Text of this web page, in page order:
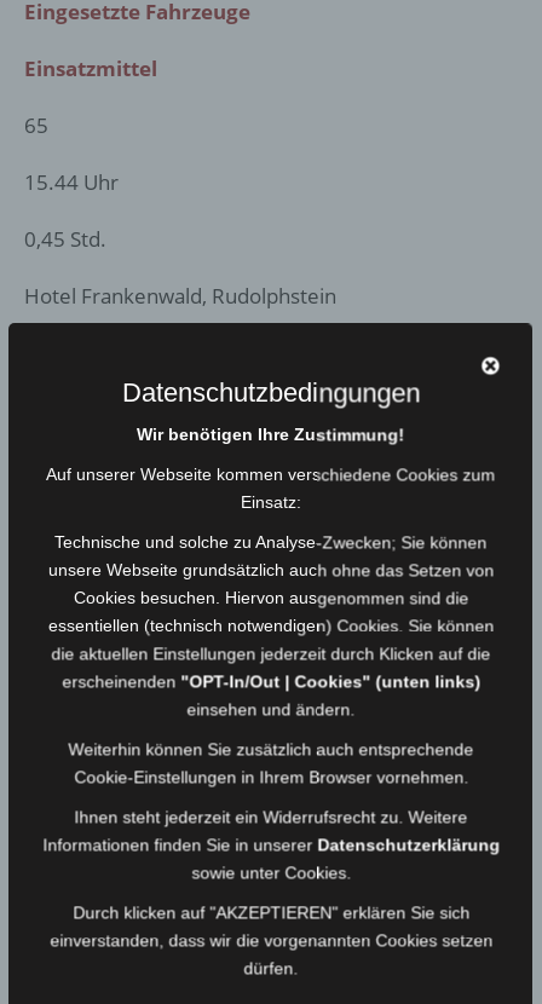
Eingesetzte Fahrzeuge
Einsatzmittel
65
15.44 Uhr
0,45 Std.
Hotel Frankenwald, Rudolphstein
HLF 20, LF 8/6, MTW
Kommunikationsmittel
Einsatzbericht
Die Feuerwehr Berg wurde zu einer ausgelösten
BMA alarmiert.
Nach Erkundung stellte sich heraus, dass die BMA
durch Bauarbeiten und Staubentwicklung ausgelöst
wurde.
ÄHNLICHE ARTIKEL
Einsatz vom 03.09.20 – Rauchentwicklung
03.09.2020 Medienwart
Datenschutzbedingungen
Wir benötigen Ihre Zustimmung!
Auf unserer Webseite kommen verschiedene Cookies zum
Einsatz:
Technische und solche zu Analyse-Zwecken; Sie können
unsere Webseite grundsätzlich auch ohne das Setzen von
Cookies besuchen. Hiervon ausgenommen sind die
essentiellen (technisch notwendigen) Cookies. Sie können
die aktuellen Einstellungen jederzeit durch Klicken auf die
erscheinenden "OPT-In/Out | Cookies" (unten links)
einsehen und ändern.
Weiterhin können Sie zusätzlich auch entsprechende
Cookie-Einstellungen in Ihrem Browser vornehmen.
Ihnen steht jederzeit ein Widerrufsrecht zu. Weitere
Informationen finden Sie in unserer Datenschutzerklärung
sowie unter Cookies.
Durch klicken auf "AKZEPTIEREN" erklären Sie sich
einverstanden, dass wir die vorgenannten Cookies setzen
dürfen.